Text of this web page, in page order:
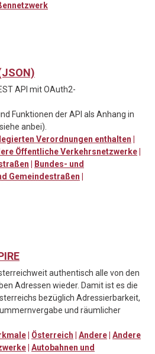
API mit OAuth2-
Funktionen der API als Anhang in
anbei).
Verordnungen enthalten
Öffentliche Verkehrsnetzwerke
Bundes- und
Gemeindestraßen
authentisch alle von den
Adressen wieder. Damit ist es die
bezüglich Adressierbarkeit,
und räumlicher
Österreich Andere Andere
Autobahnen und